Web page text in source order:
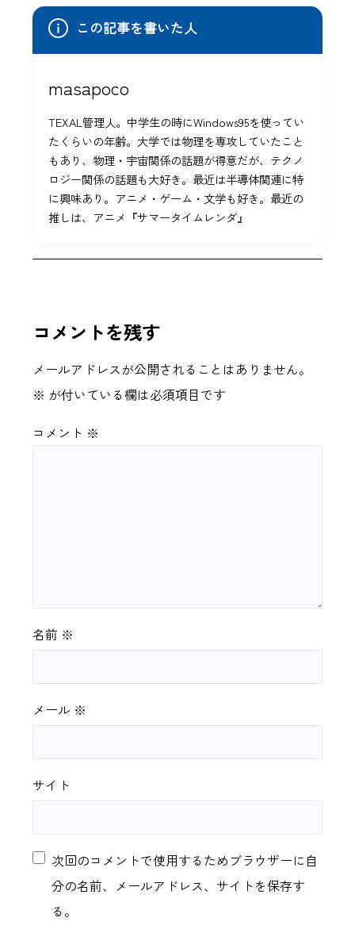
この記事を書いた人
masapoco
TEXAL管理人。中学生の時にWindows95を使ってい
たくらいの年齢。大学では物理を専攻していたこと
もあり、物理・宇宙関係の話題が得意だが、テクノ
ロジー関係の話題も大好き。最近は半導体関連に特
に興味あり。アニメ・ゲーム・文学も好き。最近の
推しは、アニメ『サマータイムレンダ』
コメントを残す
メールアドレスが公開されることはありません。
※ が付いている欄は必須項目です
コメント ※
名前 ※
メール ※
サイト
次回のコメントで使用するためブラウザーに自
分の名前、メールアドレス、サイトを保存す
る。